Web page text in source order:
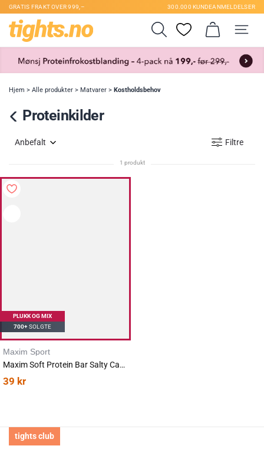
GRATIS FRAKT OVER 999,– 300.000 KUNDEANMELDELSER
Hjem > Alle produkter > Matvarer > Kostholdsbehov
Proteinkilder
Anbefalt Filtre
1 produkt
PLUKK OG MIX
700+SOLGTE
Maxim Sport
Maxim Soft Protein Bar Salty Caramel 55g
39 kr
tights club